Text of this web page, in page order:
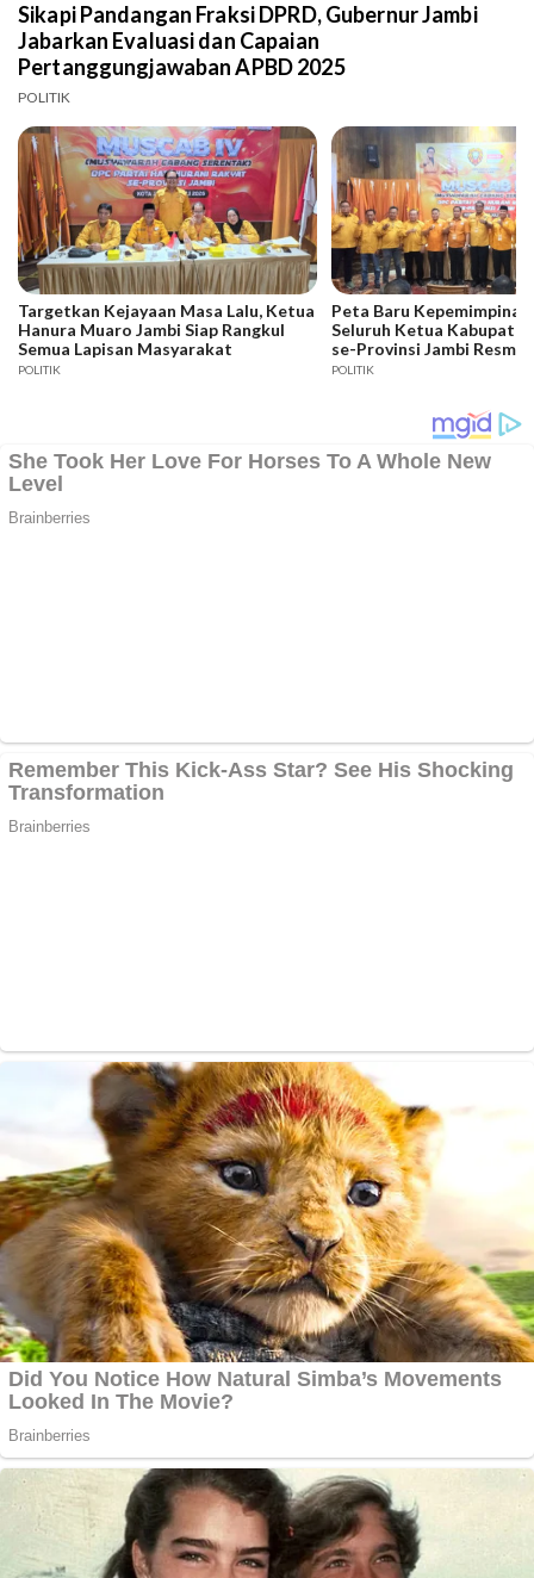
Sikapi Pandangan Fraksi DPRD, Gubernur Jambi
Jabarkan Evaluasi dan Capaian
Pertanggungjawaban APBD 2025
POLITIK
Targetkan Kejayaan Masa Lalu, Ketua
Hanura Muaro Jambi Siap Rangkul
Semua Lapisan Masyarakat
POLITIK
Peta Baru Kepemimpinan
Seluruh Ketua
se-Provinsi Jambi Resmi
POLITIK